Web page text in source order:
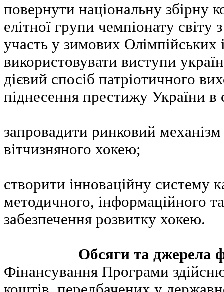
повернути національну збірну
елітної групи чемпіонату світу
участь у зимових Олімпійських
використовувати виступи
дієвий спосіб патріотичного
піднесення престижу України в
запровадити ринковий
вітчизняного хокею;
створити інноваційну систему
методичного, інформаційного
забезпечення розвитку хокею.
Обсяги та джерела
Фінансування Програми